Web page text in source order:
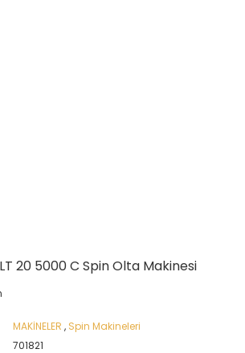
20 5000 C Spin Olta Makinesi
MAKİNELER , Spin Makineleri
701821